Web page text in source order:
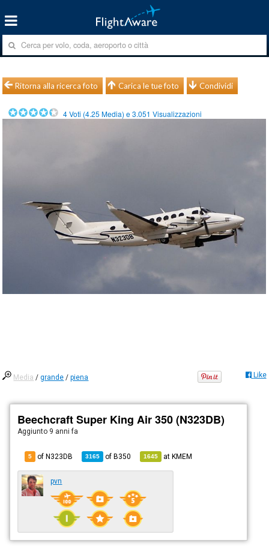
Ritorna alla ricerca foto Carica le tue foto Condividi
4Voti (4.25 Media) e3.051 Visualizzazioni
Media /grande /piena Like
Beechcraft Super King Air 350 (N323DB)
Aggiunto 9 anni fa
5 of N323DB 3165 ofB350 1645 atKMEM
pvn